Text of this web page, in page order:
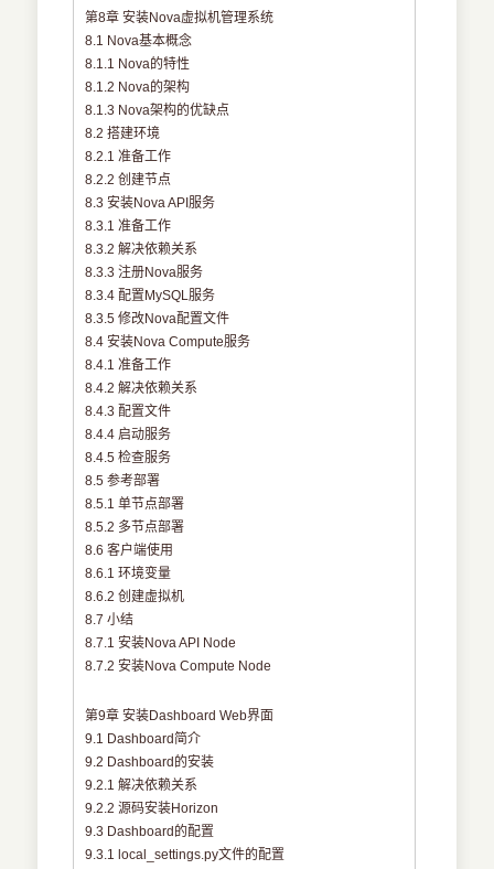
第8章 安装Nova虚拟机管理系统
8.1 Nova基本概念
8.1.1 Nova的特性
8.1.2 Nova的架构
8.1.3 Nova架构的优缺点
8.2 搭建环境
8.2.1 准备工作
8.2.2 创建节点
8.3 安装Nova API服务
8.3.1 准备工作
8.3.2 解决依赖关系
8.3.3 注册Nova服务
8.3.4 配置MySQL服务
8.3.5 修改Nova配置文件
8.4 安装Nova Compute服务
8.4.1 准备工作
8.4.2 解决依赖关系
8.4.3 配置文件
8.4.4 启动服务
8.4.5 检查服务
8.5 参考部署
8.5.1 单节点部署
8.5.2 多节点部署
8.6 客户端使用
8.6.1 环境变量
8.6.2 创建虚拟机
8.7 小结
8.7.1 安装Nova API Node
8.7.2 安装Nova Compute Node
第9章 安装Dashboard Web界面
9.1 Dashboard简介
9.2 Dashboard的安装
9.2.1 解决依赖关系
9.2.2 源码安装Horizon
9.3 Dashboard的配置
9.3.1 local_settings.py文件的配置